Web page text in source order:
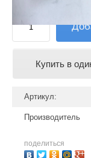
Купить в
Артикул:
Производитель
поделиться